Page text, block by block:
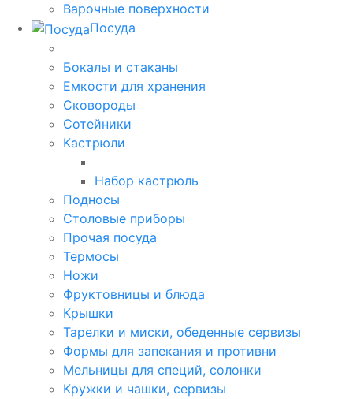
Варочные поверхности
Посуда
Бокалы и стаканы
Емкости для хранения
Сковороды
Сотейники
Кастрюли
Набор кастрюль
Подносы
Столовые приборы
Прочая посуда
Термосы
Ножи
Фруктовницы и блюда
Крышки
Тарелки и миски, обеденные сервизы
Формы для запекания и противни
Мельницы для специй, солонки
Кружки и чашки, сервизы